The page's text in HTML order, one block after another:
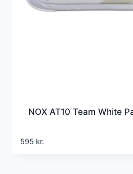
NOX AT10 Team White
595 kr.